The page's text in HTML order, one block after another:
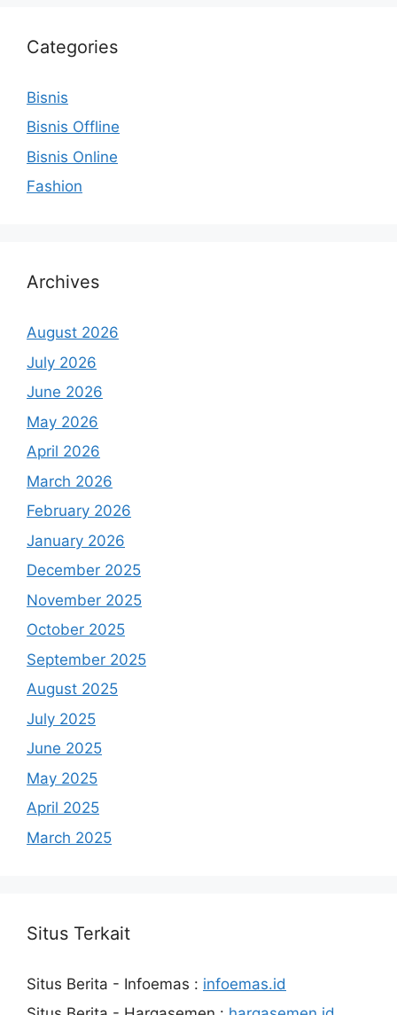
Categories
Bisnis
Bisnis Offline
Bisnis Online
Fashion
Archives
August 2026
July 2026
June 2026
May 2026
April 2026
March 2026
February 2026
January 2026
December 2025
November 2025
October 2025
September 2025
August 2025
July 2025
June 2025
May 2025
April 2025
March 2025
Situs Terkait
Situs Berita - Infoemas : infoemas.id